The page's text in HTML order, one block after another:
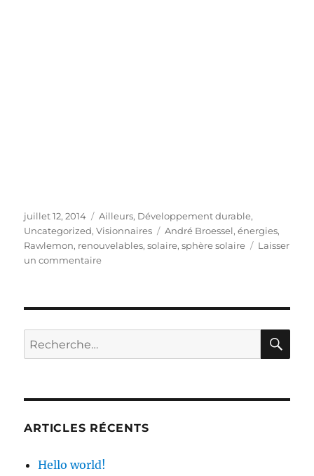
Publié
le
juillet 12, 2014 Catégories
Ailleurs, Développement durable,
Uncategorized,Visionnaires Étiquettes
André Broessel,énergies,
Rawlemon, renouvelables,solaire,sphère solaire
Laisser
un commentairesur
voulais
la
lumière»
Recherche
pour :
ARTICLES RÉCENTS
Hello world!